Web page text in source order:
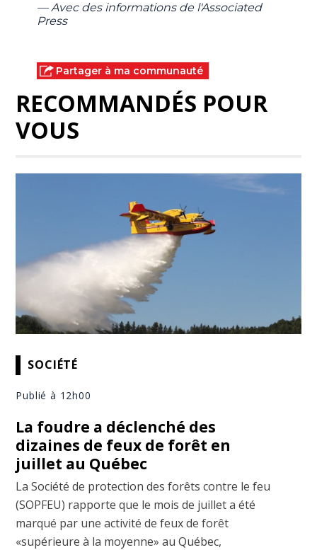
— Avec des informations de l'Associated
Press
Partager à ma communauté
RECOMMANDÉS POUR
VOUS
SOCIÉTÉ
Publié à 12h00
La foudre a déclenché des
dizaines de feux de forêt en
juillet au Québec
La Société de protection des forêts contre le feu
(SOPFEU) rapporte que le mois de juillet a été
marqué par une activité de feux de forêt
«supérieure à la moyenne» au Québec,